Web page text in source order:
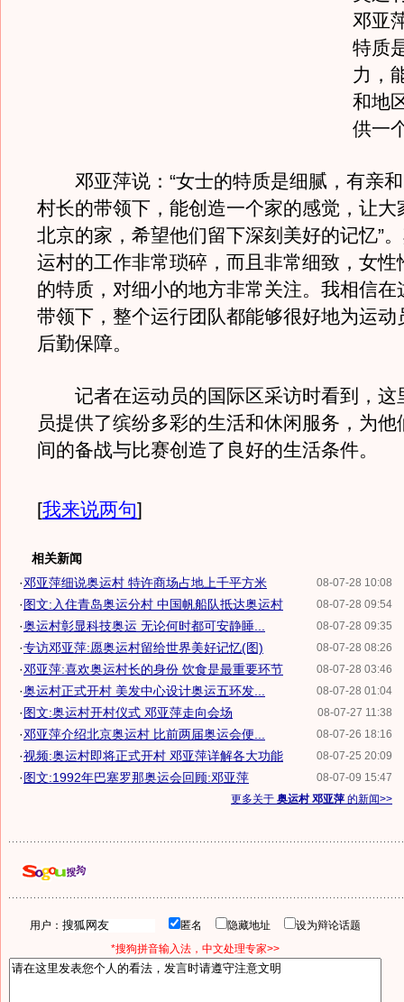
邓亚
特质
力，
和地
供一
邓亚萍说：“女士的特质是细腻，有亲和
村长的带领下，能创造一个家的感觉，让大
北京的家，希望他们留下深刻美好的记忆”
运村的工作非常琐碎，而且非常细致，女性
的特质，对细小的地方非常关注。我相信在
带领下，整个运行团队都能够很好地为运动
后勤保障。
记者在运动员的国际区采访时看到，这
员提供了缤纷多彩的生活和休闲服务，为他
间的备战与比赛创造了良好的生活条件。
[我来说两句]
相关新闻
08-07-28 10:08
·邓亚萍细说奥运村 特许商场占地上千平方米
08-07-28 09:54
·图文:入住青岛奥运分村 中国帆船队抵达奥运村
08-07-28 09:35
·奥运村彰显科技奥运 无论何时都可安静睡...
08-07-28 08:26
·专访邓亚萍:愿奥运村留给世界美好记忆(图)
08-07-28 03:46
·邓亚萍:喜欢奥运村长的身份 饮食是最重要环节
08-07-28 01:04
·奥运村正式开村 美发中心设计奥运五环发...
08-07-27 11:38
·图文:奥运村开村仪式 邓亚萍走向会场
08-07-26 18:16
·邓亚萍介绍北京奥运村 比前两届奥运会便...
08-07-25 20:09
·视频:奥运村即将正式开村 邓亚萍详解各大功能
08-07-09 15:47
·图文:1992年巴塞罗那奥运会回顾:邓亚萍
更多关于 奥运村 邓亚萍 的新闻>>
用户： 匿名 隐藏地址
设为辩论话题
*搜狗拼音输入法，中文处理专家>>